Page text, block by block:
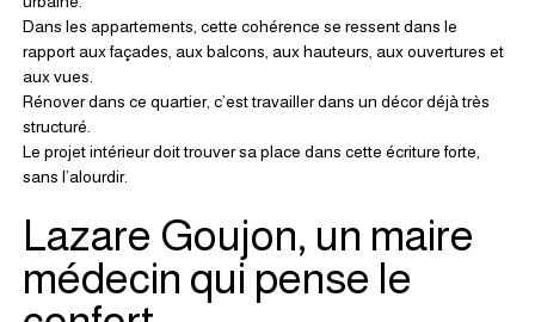
Dans les appartements, cette cohérence se ressent dans le
rapport aux façades, aux balcons, aux hauteurs, aux ouvertures et
aux vues.
Rénover dans ce quartier, c’est travailler dans un décor déjà très
structuré.
Le projet intérieur doit trouver sa place dans cette écriture forte,
sans l’alourdir.
Lazare Goujon, un maire
médecin qui pense le